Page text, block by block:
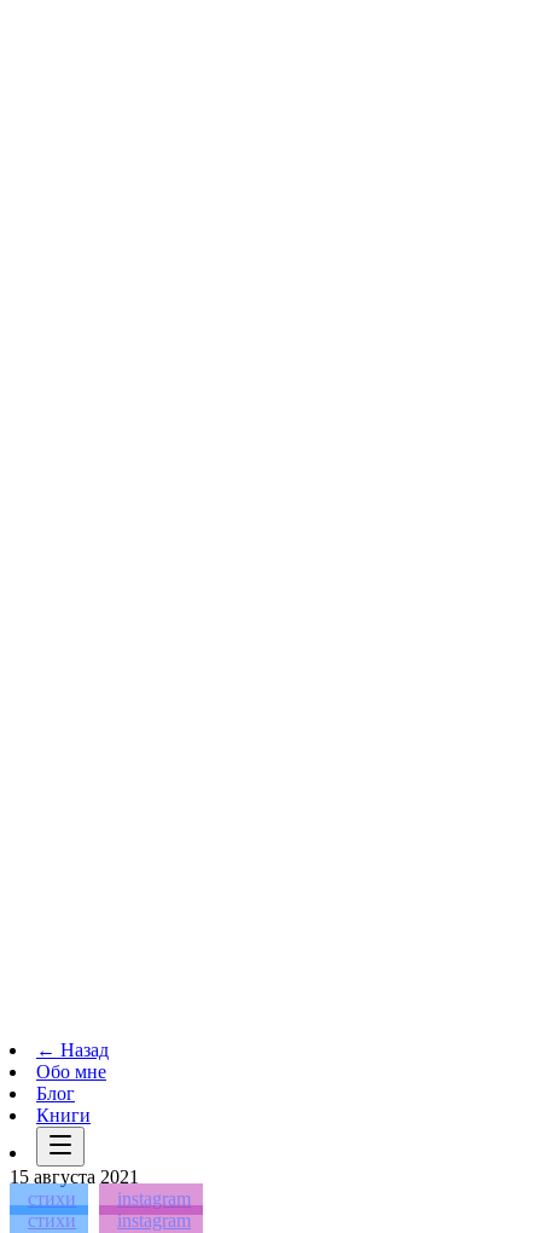
← Назад
Обо мне
Блог
Книги
15 августа 2021
стихи
instagram
стихи
instagram